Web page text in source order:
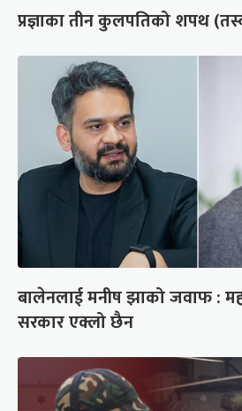
प्रज्ञाका तीन कुलपतिको शपथ
बालेनलाई मनीष झाको जवाफ :
सरकार एक्लो छैन